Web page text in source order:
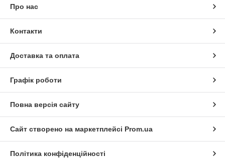
Про нас
Контакти
Доставка та оплата
Графік роботи
Повна версія сайту
Сайт створено на маркетплейсі Prom.ua
Політика конфіденційності